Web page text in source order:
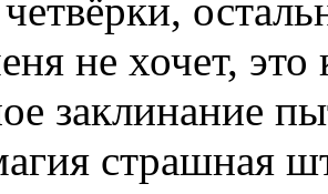
четвёрки,
не хочет,
заклинание
страшная